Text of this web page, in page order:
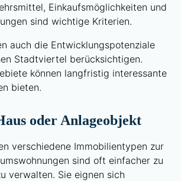
Einkaufsmöglichkeiten und
sind wichtige Kriterien.
auch die Entwicklungspotenziale
Stadtviertel berücksichtigen.
können langfristig interessante
bieten.
oder Anlageobjekt
verschiedene Immobilientypen zur
sind oft einfacher zu
verwalten. Sie eignen sich